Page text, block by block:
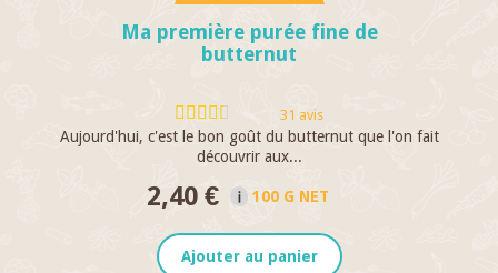
Ma première purée fine de
butternut
31 avis
Aujourd'hui, c'est le bon goût du butternut que l'on fait
découvrir aux...
2,40 € 100 G NET
Ajouter au panier